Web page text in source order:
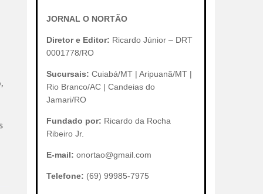
JORNAL O NORTÃO
Diretor e Editor: Ricardo Júnior – DRT
0001778/RO
Sucursais: Cuiabá/MT | Aripuanã/MT |
Rio Branco/AC | Candeias do
Jamari/RO
Fundado por: Ricardo da Rocha
Ribeiro Jr.
E-mail: onortao@gmail.com
Telefone: (69) 99985-7975